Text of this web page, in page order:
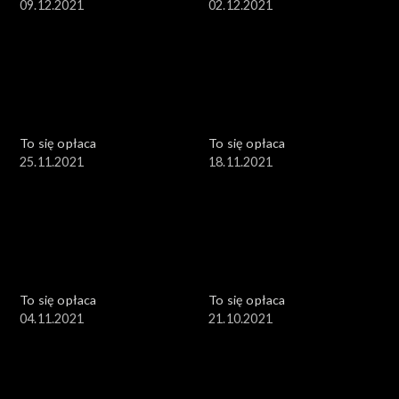
09.12.2021 02.12.2021
To się opłaca
25.11.2021
To się opłaca
18.11.2021
To się opłaca
04.11.2021
To się opłaca
21.10.2021